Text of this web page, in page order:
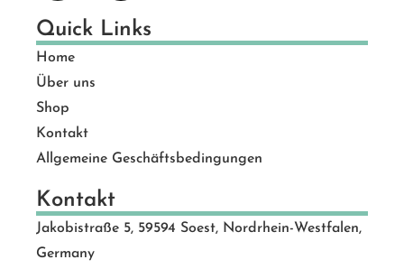
Quick Links
Home
Über uns
Shop
Kontakt
Allgemeine Geschäftsbedingungen
Kontakt
Jakobistraße 5, 59594 Soest, Nordrhein-Westfalen,
Germany